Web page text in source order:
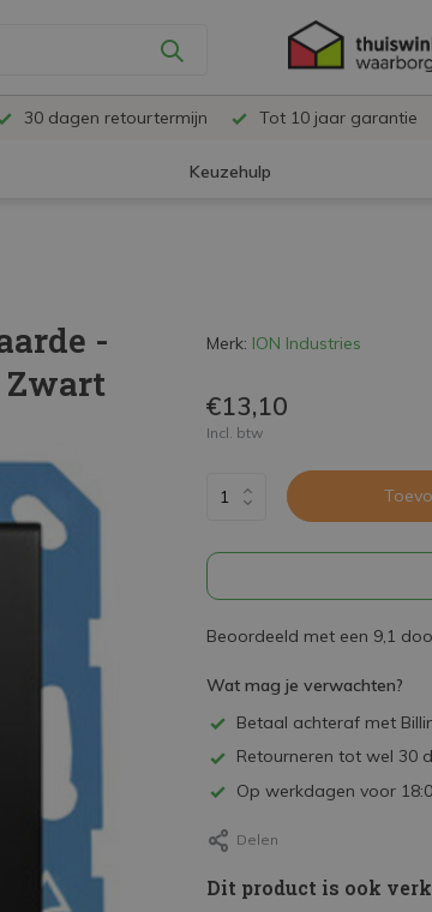
30 dagen retourtermijn Tot 10 jaar garantie
Keuzehulp
-
Zwart
Merk: ION Industries
€13,10
Incl. btw
Beoordeeld met een 9,1
Wat mag je verwachten?
Betaal achteraf met
Retourneren tot wel 30
Op werkdagen voor
Delen
Dit product is ook